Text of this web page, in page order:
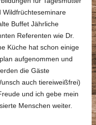
Wildfrüchteseminare
Buffet Jährliche
Referenten wie Dr.
Küche hat schon einige
aufgenommen und
die Gäste
auch tiereiweißfrei)
und ich gebe mein
Menschen weiter.